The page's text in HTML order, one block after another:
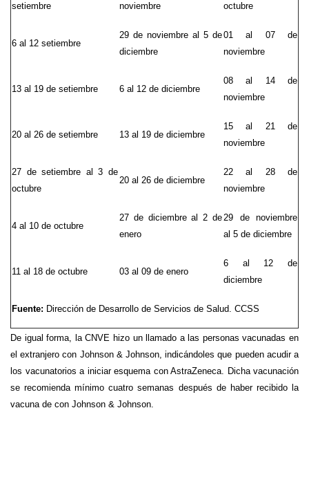
setiembre
noviembre
octubre
6 al 12 setiembre
29 de noviembre al 5 de
diciembre
01 al 07 de
noviembre
13 al 19 de setiembre 6 al 12 de diciembre
08 al 14 de
noviembre
20 al 26 de setiembre 13 al 19 de diciembre
15 al 21 de
noviembre
27 de setiembre al 3 de
octubre
20 al 26 de diciembre
22 al 28 de
noviembre
4 al 10 de octubre
27 de diciembre al 2 de
enero
29 de noviembre
al 5 de diciembre
11 al 18 de octubre 03 al 09 de enero
6 al 12 de
diciembre
Fuente: Dirección de Desarrollo de Servicios de Salud. CCSS
De igual forma, la CNVE hizo un llamado a las personas vacunadas en
el extranjero con Johnson & Johnson, indicándoles que pueden acudir a
los vacunatorios a iniciar esquema con AstraZeneca. Dicha vacunación
se recomienda mínimo cuatro semanas después de haber recibido la
vacuna de con Johnson & Johnson.